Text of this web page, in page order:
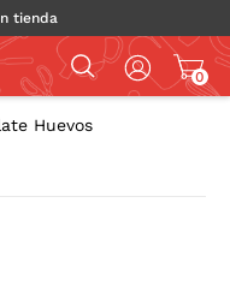
tienda
0